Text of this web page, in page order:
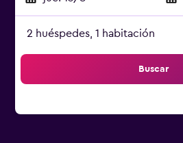
2 huéspedes, 1 habitación
Buscar